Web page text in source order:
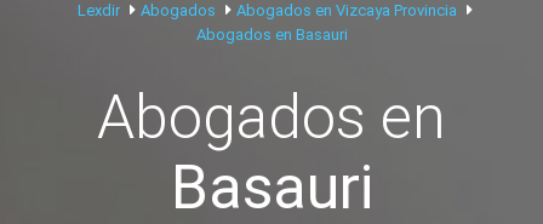
Lexdir Abogados
Abogados en Vizcaya Provincia
Abogados en Basauri
Abogados en
Basauri